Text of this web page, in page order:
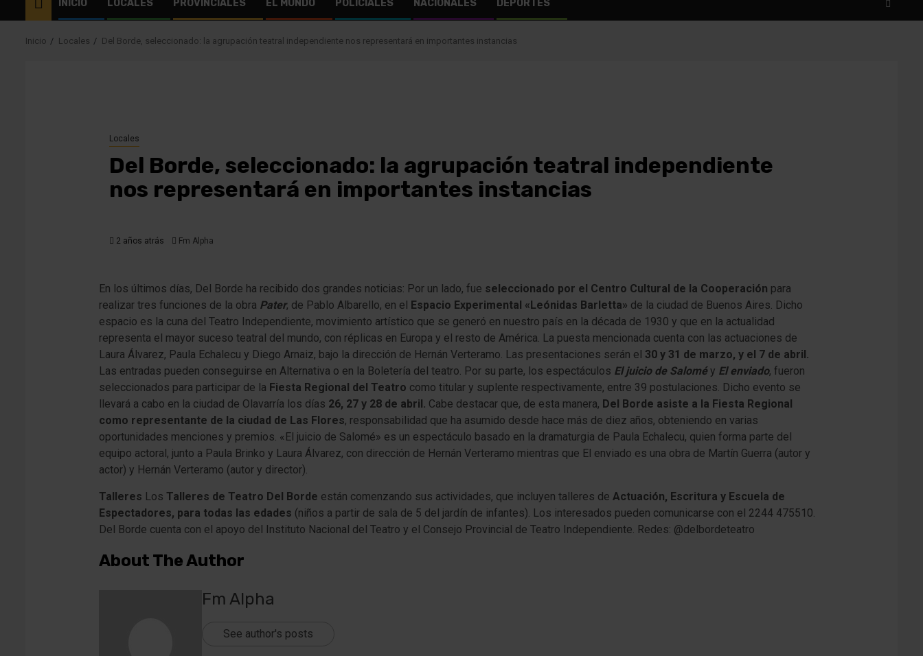
INICIO LOCALES PROVINCIALES EL MUNDO POLICIALES NACIONALES DEPORTES
Inicio Locales Del Borde, seleccionado: la agrupación teatral independiente nos representará en importantes instancias
Locales
Del Borde, seleccionado: la agrupación teatral independiente
nos representará en importantes instancias
2 años atrás Fm Alpha
En los últimos días, Del Borde ha recibido dos grandes noticias: Por un lado, fue seleccionado por el Centro Cultural de la Cooperación para
realizar tres funciones de la obra Pater, de Pablo Albarello, en el Espacio Experimental «Leónidas Barletta» de la ciudad de Buenos Aires. Dicho
espacio es la cuna del Teatro Independiente, movimiento artístico que se generó en nuestro país en la década de 1930 y que en la actualidad
representa el mayor suceso teatral del mundo, con réplicas en Europa y el resto de América. La puesta mencionada cuenta con las actuaciones de
Laura Álvarez, Paula Echalecu y Diego Arnaiz, bajo la dirección de Hernán Verteramo. Las presentaciones serán el 30 y 31 de marzo, y el 7 de abril.
Las entradas pueden conseguirse en Alternativa o en la Boletería del teatro. Por su parte, los espectáculos El juicio de Saloméy El enviado, fueron
seleccionados para participar de la Fiesta Regional del Teatro como titular y suplente respectivamente, entre 39 postulaciones. Dicho evento se
llevará a cabo en la ciudad de Olavarría los días 26, 27 y 28 de abril. Cabe destacar que, de esta manera, Del Borde asiste a la Fiesta Regional
como representante de la ciudad de Las Flores, responsabilidad que ha asumido desde hace más de diez años, obteniendo en varias
oportunidades menciones y premios. « El juicio de Salomé» es un espectáculo basado en la dramaturgia de Paula Echalecu, quien forma parte del
equipo actoral, junto a Paula Brinko y Laura Álvarez, con dirección de Hernán Verteramo mientras que El enviado es una obra de Martín Guerra (autor y
actor) y Hernán Verteramo (autor y director).
Talleres Los Talleres de Teatro Del Borde están comenzando sus actividades, que incluyen talleres de Actuación, Escritura y Escuela de
Espectadores, para todas las edades (niños a partir de sala de 5 del jardín de infantes). Los interesados pueden comunicarse con el 2244 475510.
Del Borde cuenta con el apoyo del Instituto Nacional del Teatro y el Consejo Provincial de Teatro Independiente. Redes: @delbordeteatro
About The Author
Fm Alpha
See author's posts